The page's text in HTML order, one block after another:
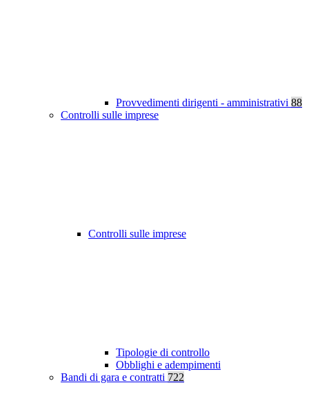
Provvedimenti dirigenti - amministrativi 88
Controlli sulle imprese
Controlli sulle imprese
Tipologie di controllo
Obblighi e adempimenti
Bandi di gara e contratti 722